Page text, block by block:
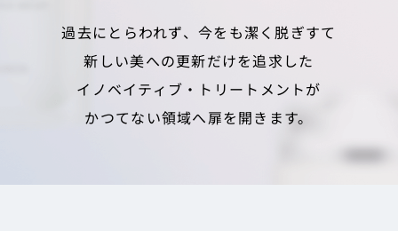
過去にとらわれず、今をも潔く脱ぎすて
新しい美への更新だけを追求した
イノベイティブ・トリートメントが
かつてない領域へ扉を開きます。